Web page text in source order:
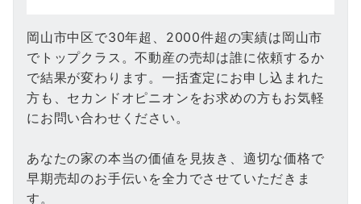
岡山市中区で30年超、2000件超の実績は岡山市
でトップクラス。不動産の売却は誰に依頼するか
で結果が変わります。一括査定にお申し込まれた
方も、セカンドオピニオンをお求めの方もお気軽
にお問い合わせください。
あなたの家の本当の価値を見抜き、適切な価格で
早期売却のお手伝いを全力でさせていただきま
す。